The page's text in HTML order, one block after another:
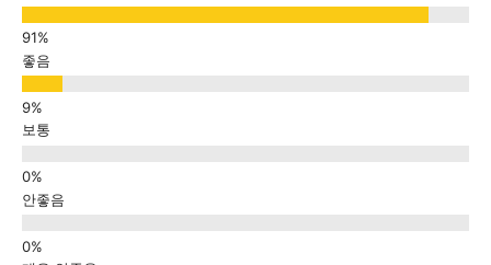
좋음
보통
안좋음